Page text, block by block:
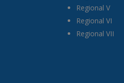
Regional V
Regional VI
Regional VII